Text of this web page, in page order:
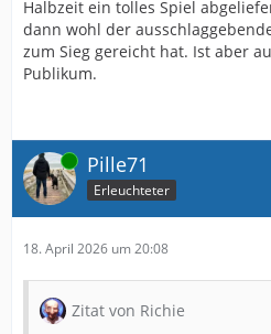
Halbzeit ein tolles Spiel
dann wohl der
zum Sieg gereicht hat. Ist aber
Publikum.
Online Pille71
Erleuchteter
18. April 2026 um 20:08
Zitat von Richie